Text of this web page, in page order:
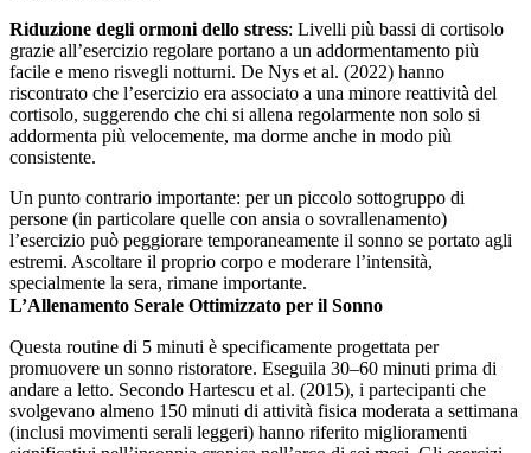
Riduzione degli ormoni dello stress: Livelli più bassi di cortisolo
grazie all’esercizio regolare portano a un addormentamento più
facile e meno risvegli notturni. De Nys et al. (2022) hanno
riscontrato che l’esercizio era associato a una minore reattività del
cortisolo, suggerendo che chi si allena regolarmente non solo si
addormenta più velocemente, ma dorme anche in modo più
consistente.
Un punto contrario importante: per un piccolo sottogruppo di
persone (in particolare quelle con ansia o sovrallenamento)
l’esercizio può peggiorare temporaneamente il sonno se portato agli
estremi. Ascoltare il proprio corpo e moderare l’intensità,
specialmente la sera, rimane importante.
L’Allenamento Serale Ottimizzato per il Sonno
Questa routine di 5 minuti è specificamente progettata per
promuovere un sonno ristoratore. Eseguila 30–60 minuti prima di
andare a letto. Secondo Hartescu et al. (2015), i partecipanti che
svolgevano almeno 150 minuti di attività fisica moderata a settimana
(inclusi movimenti serali leggeri) hanno riferito miglioramenti